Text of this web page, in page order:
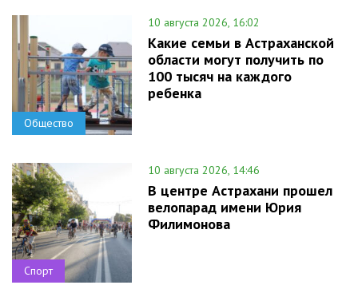
Общество
10 августа 2026, 16:02
Какие семьи в Астраханской
области могут получить по
100 тысяч на каждого
ребенка
Спорт
10 августа 2026, 14:46
В центре Астрахани прошел
велопарад имени Юрия
Филимонова